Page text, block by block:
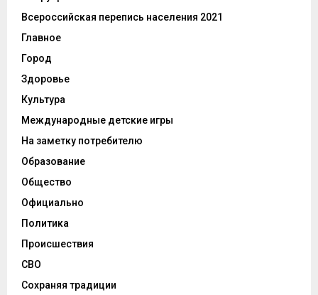
Всероссийская перепись населения 2021
Главное
Город
Здоровье
Культура
Международные детские игры
На заметку потребителю
Образование
Общество
Официально
Политика
Происшествия
СВО
Сохраняя традиции